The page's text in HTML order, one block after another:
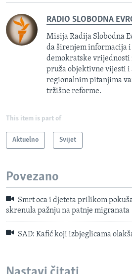
RADIO SLOBODNA
Misija Radija Slobodna
da širenjem informacija
demokratske vrijednosti
pruža objektivne vijesti i
regionalnim pitanjima
tržišne reforme.
This item is part of
Aktuelno Svijet
Povezano
Smrt oca i djeteta prilikom
skrenula pažnju na patnje migranata
SAD: Kafić koji izbjeglicama